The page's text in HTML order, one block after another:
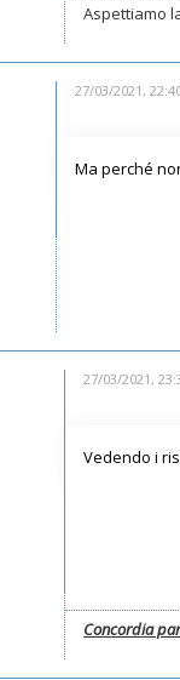
Aspettiamo
27/03/2021,
Ma perché
27/03/2021,
Vedendo i
Concordia